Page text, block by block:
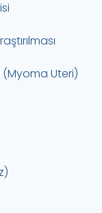
(Myoma Uteri)